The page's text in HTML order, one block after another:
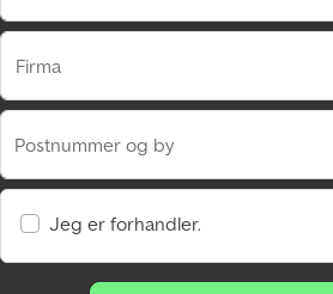
Firma
Postnummer og by
Jeg er forhandler.